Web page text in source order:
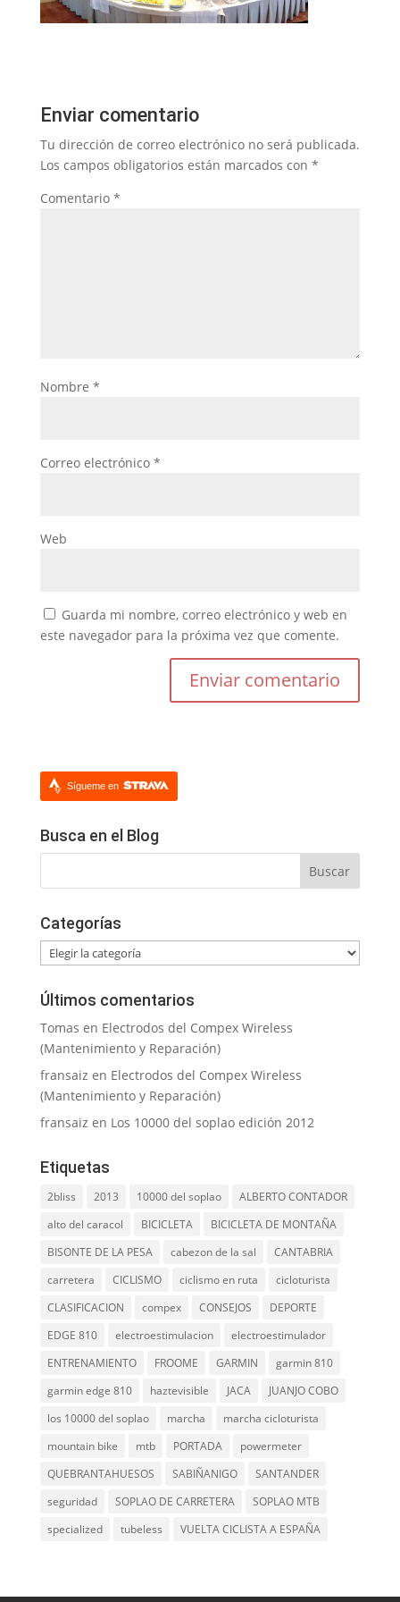
Enviar comentario
Tu dirección de correo electrónico no será publicada.
Los campos obligatorios están marcados con *
Comentario *
Nombre *
Correo electrónico *
Web
Guarda mi nombre, correo electrónico y web en
este navegador para la próxima vez que comente.
Sígueme en
Busca en el Blog
Categorías
Categorías
Últimos comentarios
Tomas en Electrodos del Compex Wireless
(Mantenimiento y Reparación)
fransaiz en Electrodos del Compex Wireless
(Mantenimiento y Reparación)
fransaiz en Los 10000 del soplao edición 2012
Etiquetas
2bliss 2013 10000 del soplao
ALBERTO CONTADOR
alto del caracol
BICICLETA
BICICLETA DE MONTAÑA
BISONTE DE LA PESA
cabezon de la sal
CANTABRIA
carretera
CICLISMO ciclismo en ruta
cicloturista
CLASIFICACION
compex CONSEJOS
DEPORTE
EDGE 810
electroestimulacion
electroestimulador
ENTRENAMIENTO
FROOME GARMIN
garmin 810
garmin edge 810
haztevisible JACA
JUANJO COBO
los 10000 del soplao
marcha
marcha cicloturista
mountain bike
mtb PORTADA
powermeter
QUEBRANTAHUESOS
SABIÑANIGO
SANTANDER
seguridad
SOPLAO DE CARRETERA
SOPLAO MTB
specialized
tubeless VUELTA CICLISTA A ESPAÑA